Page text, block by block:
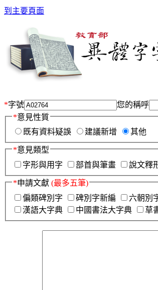
到主要頁面
*字號 您的稱呼
*意見性質
既有資料疑誤
建議新增 其他
*意見類型
字形與用字
部首與筆畫 說文釋
*申請文獻 (最多五筆)
偏類碑別字
碑別字新編 六朝別
漢語大字典
中國書法大字典 草